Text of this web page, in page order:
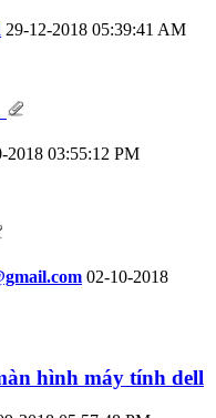
29-12-2018 05:39:41 AM
2018 03:55:12 PM
02-10-2018
hình máy tính dell